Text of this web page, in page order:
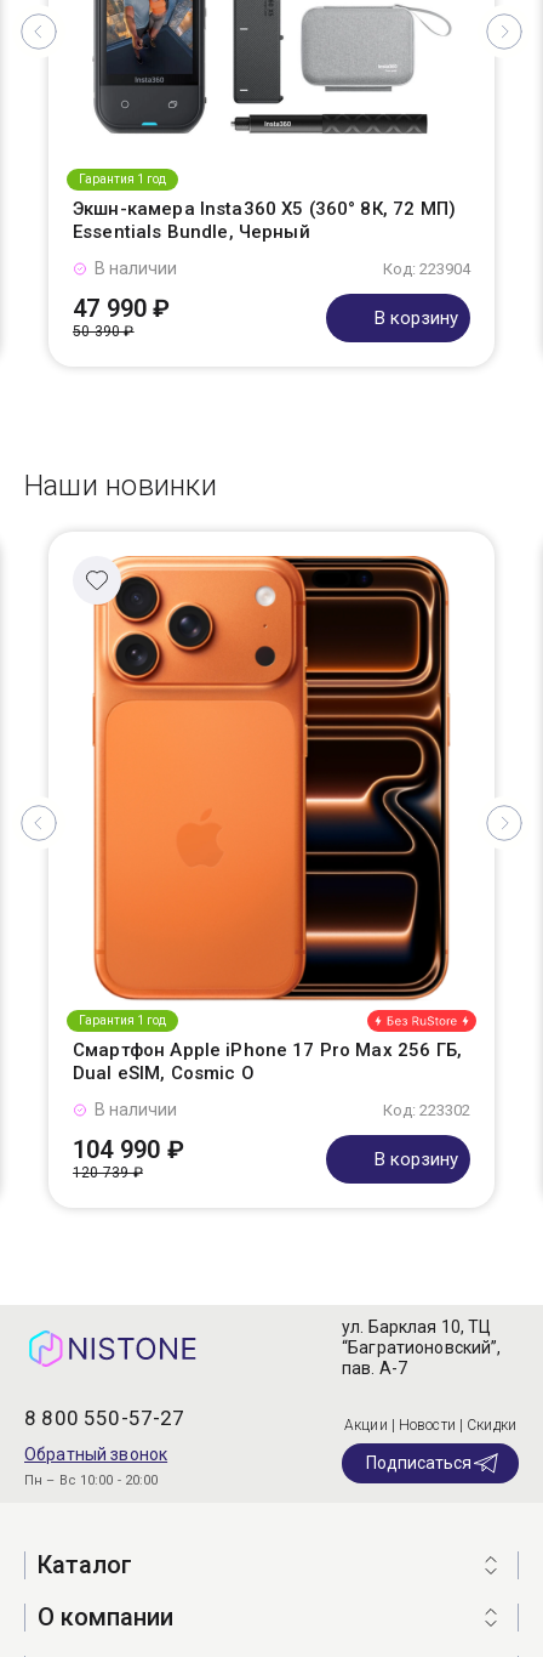
Гарантия 1 год
Экшн-камера Insta360 X5 (360° 8К, 72 МП)
Essentials Bundle, Черный
Код: 223904
В наличии
47 990 ₽
50 390 ₽
В корзину
Наши новинки
Гарантия 1 год
Смартфон Apple iPhone 17 Pro Max 256 ГБ,
Dual eSIM, Cosmic O
Код: 223302
В наличии
104 990 ₽
120 739 ₽
В корзину
8 800 550-57-27
Обратный звонок
Пн – Вс 10:00 - 20:00
ул. Барклая 10, ТЦ
“Багратионовский”,
пав. А-7
Акции | Новости | Скидки
Подписаться
Каталог
О компании